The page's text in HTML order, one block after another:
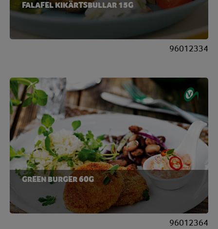
FALAFEL KIKÄRTSBULLAR 15G
96012334
GREEN BURGER 60G
96012364